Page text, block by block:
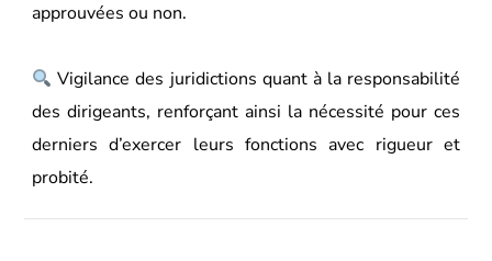
approuvées ou non.
Vigilance des juridictions quant à la responsabilité
des dirigeants, renforçant ainsi la nécessité pour ces
derniers d’exercer leurs fonctions avec rigueur et
probité.